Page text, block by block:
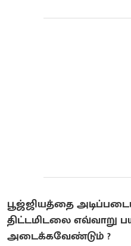
பூஜ்ஜியத்தை
திட்டமிடலை எவ்வாறு
அடைக்கவேண்டும் ?